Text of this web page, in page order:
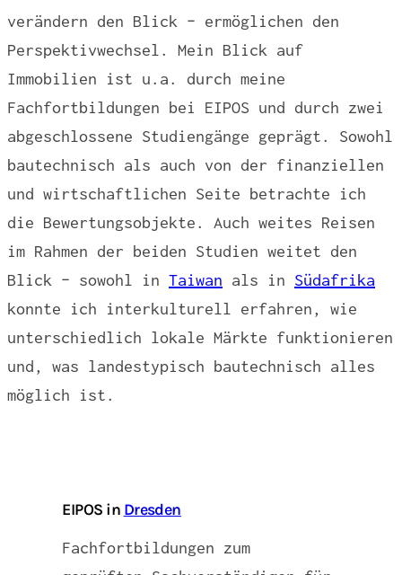
verändern den Blick – ermöglichen den
Perspektivwechsel. Mein Blick auf
Immobilien ist u.a. durch meine
Fachfortbildungen bei EIPOS und durch zwei
abgeschlossene Studiengänge geprägt. Sowohl
bautechnisch als auch von der finanziellen
und wirtschaftlichen Seite betrachte ich
die Bewertungsobjekte. Auch weites Reisen
im Rahmen der beiden Studien weitet den
Blick – sowohl in Taiwan als in Südafrika
konnte ich interkulturell erfahren, wie
unterschiedlich lokale Märkte funktionieren
und, was landestypisch bautechnisch alles
möglich ist.
EIPOS in Dresden
Fachfortbildungen zum